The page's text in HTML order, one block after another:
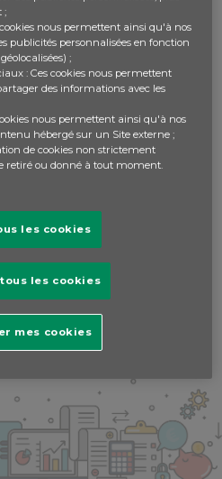
au matériel pédagogique
De plus, il est utile car dès
code formateur/enseignant, le
à chaque participant)
de votre compte. Pour
technique, vous pouvez nous
. L'Équipe
répondre.
;
nous permettent ainsi qu'à nos
publicités personnalisées en fonction
;
: Ces cookies nous permettent
des informations avec les
nous permettent ainsi qu'à nos
hébergé sur un Site externe ;
de cookies non strictement
retiré ou donné à tout moment.
les cookies
les cookies
mes cookies